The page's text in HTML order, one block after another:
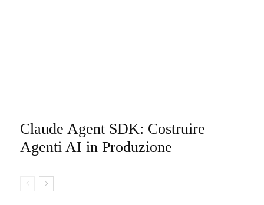
Claude Agent SDK: Costruire
Agenti AI in Produzione